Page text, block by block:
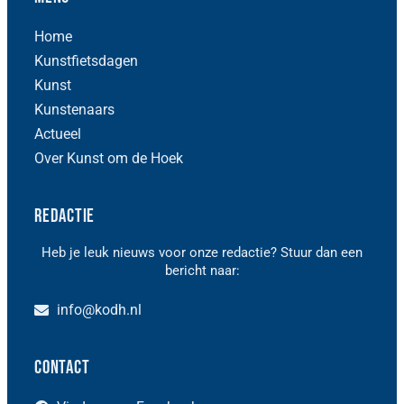
Home
Kunstfietsdagen
Kunst
Kunstenaars
Actueel
Over Kunst om de Hoek
Redactie
Heb je leuk nieuws voor onze redactie? Stuur dan een
bericht naar:
info@kodh.nl
Contact